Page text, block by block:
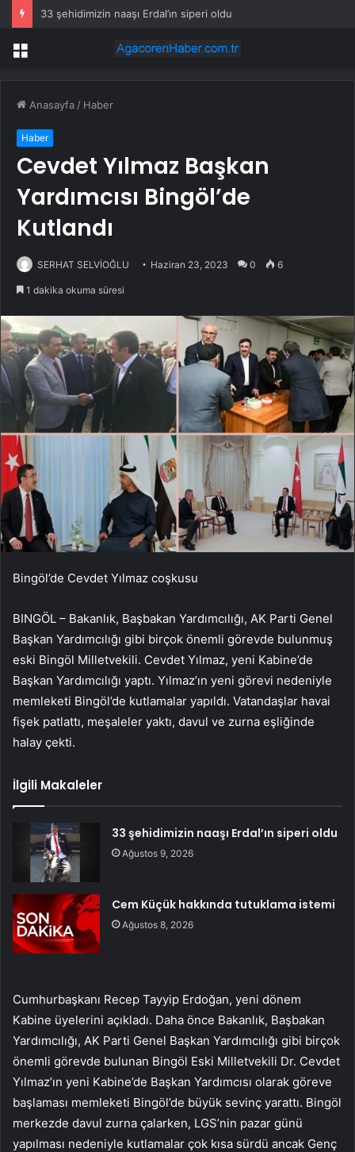
33 şehidimizin naaşı Erdal’ın siperi oldu
Menü
Anasayfa / Haber
Haber
Cevdet Yılmaz Başkan
Yardımcısı Bingöl’de
Kutlandı
SERHAT SELVİOĞLU Haziran 23, 2023 0 6
1 dakika okuma süresi
Bingöl’de Cevdet Yılmaz coşkusu
BINGÖL – Bakanlık, Başbakan Yardımcılığı, AK Parti Genel
Başkan Yardımcılığı gibi birçok önemli görevde bulunmuş
eski Bingöl Milletvekili. Cevdet Yılmaz, yeni Kabine’de
Başkan Yardımcılığı yaptı. Yılmaz’ın yeni görevi nedeniyle
memleketi Bingöl’de kutlamalar yapıldı. Vatandaşlar havai
fişek patlattı, meşaleler yaktı, davul ve zurna eşliğinde
halay çekti.
İlgili Makaleler
33 şehidimizin naaşı Erdal’ın siperi oldu
Ağustos 9, 2026
Cem Küçük hakkında tutuklama istemi
Ağustos 8, 2026
Cumhurbaşkanı Recep Tayyip Erdoğan, yeni dönem
Kabine üyelerini açıkladı. Daha önce Bakanlık, Başbakan
Yardımcılığı, AK Parti Genel Başkan Yardımcılığı gibi birçok
önemli görevde bulunan Bingöl Eski Milletvekili Dr. Cevdet
Yılmaz’ın yeni Kabine’de Başkan Yardımcısı olarak göreve
başlaması memleketi Bingöl’de büyük sevinç yarattı. Bingöl
merkezde davul zurna çalarken, LGS’nin pazar günü
yapılması nedeniyle kutlamalar çok kısa sürdü ancak Genç